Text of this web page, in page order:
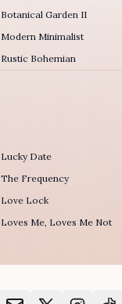
Botanical Garden II
Modern Minimalist
Rustic Bohemian
Lucky Date
The Frequency
Love Lock
Loves Me, Loves Me Not